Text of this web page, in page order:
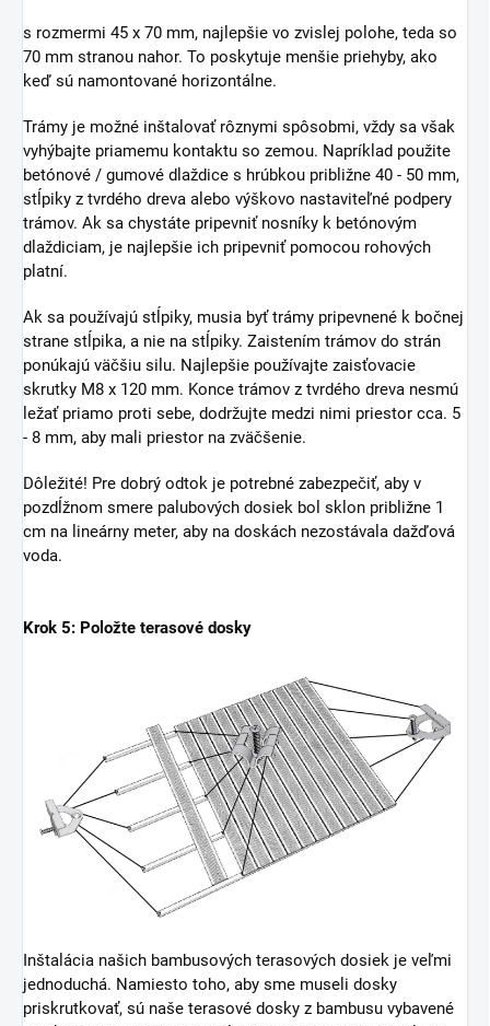
s rozmermi 45 x 70 mm, najlepšie vo zvislej polohe, teda so
70 mm stranou nahor. To poskytuje menšie priehyby, ako
keď sú namontované horizontálne.
Trámy je možné inštalovať rôznymi spôsobmi, vždy sa však
vyhýbajte priamemu kontaktu so zemou. Napríklad použite
betónové / gumové dlaždice s hrúbkou približne 40 - 50 mm,
stĺpiky z tvrdého dreva alebo výškovo nastaviteľné podpery
trámov. Ak sa chystáte pripevniť nosníky k betónovým
dlaždiciam, je najlepšie ich pripevniť pomocou rohových
platní.
Ak sa používajú stĺpiky, musia byť trámy pripevnené k bočnej
strane stĺpika, a nie na stĺpiky. Zaistením trámov do strán
ponúkajú väčšiu silu. Najlepšie používajte zaisťovacie
skrutky M8 x 120 mm. Konce trámov z tvrdého dreva nesmú
ležať priamo proti sebe, dodržujte medzi nimi priestor cca. 5
- 8 mm, aby mali priestor na zväčšenie.
Dôležité! Pre dobrý odtok je potrebné zabezpečiť, aby v
pozdĺžnom smere palubových dosiek bol sklon približne 1
cm na lineárny meter, aby na doskách nezostávala dažďová
voda.
Krok 5: Položte terasové dosky
Inštalácia našich bambusových terasových dosiek je veľmi
jednoduchá. Namiesto toho, aby sme museli dosky
priskrutkovať, sú naše terasové dosky z bambusu vybavené